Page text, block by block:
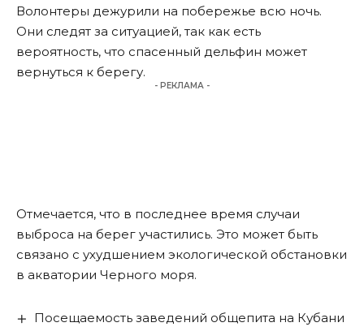
Волонтеры дежурили на побережье всю ночь.
Они следят за ситуацией, так как есть
вероятность, что спасенный дельфин может
вернуться к берегу.
- РЕКЛАМА -
Отмечается, что в последнее время случаи
выброса на берег участились. Это может быть
связано с ухудшением экологической обстановки
в акватории Черного моря.
Посещаемость заведений общепита на Кубани